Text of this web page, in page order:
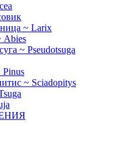
~ Larix
Abies
~ Pseudotsuga
~ Sciadopitys